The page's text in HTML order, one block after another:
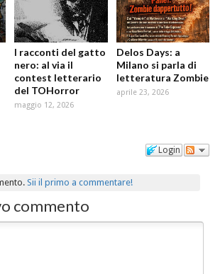
I racconti del gatto
nero: al via il
contest letterario
del TOHorror
maggio 12, 2026
Delos Days: a
Milano si parla di
letteratura Zombie
aprile 23, 2026
Login
Sii il primo a commentare!
commento